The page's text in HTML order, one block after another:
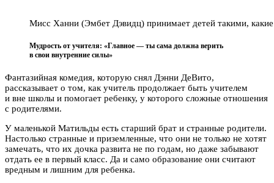
Мисс Ханни (Эмбет Дэвидц) принимает детей такими, какие
Мудрость от учителя: «Главное — ты сама должна верить
в свои внутренние силы»
Фантазийная комедия, которую снял Дэнни ДеВито,
рассказывает о том, как учитель продолжает быть учителем
и вне школы и помогает ребенку, у которого сложные отношения
с родителями.
У маленькой Матильды есть старший брат и странные родители.
Настолько странные и приземленные, что они не только не хотят
замечать, что их дочка развита не по годам, но даже забывают
отдать ее в первый класс. Да и само образование они считают
вредным и лишним для ребенка.